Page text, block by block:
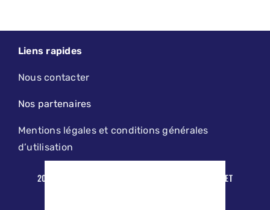
Liens rapides
Nous contacter
Nos partenaires
Mentions légales et conditions générales
d’utilisation
2019 - 2026 - LE PETIT LILLOIS | DESIGN, MAINTENANCE ET